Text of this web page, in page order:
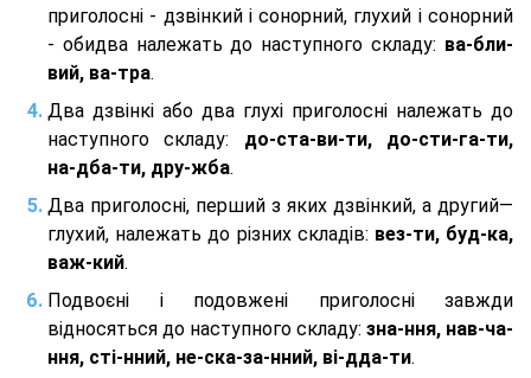
приголосні - дзвінкий і сонорний, глухий і сонорний
- обидва належать до наступного складу: ва-бли-
вий, ва-тра.
Два дзвінкі або два глухі приголосні належать до
наступного складу: до-ста-ви-ти, до-сти-га-ти,
на-дба-ти, дру-жба.
Два приголосні, перший з яких дзвінкий, а другий—
глухий, належать до різних складів: вез-ти, буд-ка,
важ-кий.
Подвоєні і подовжені приголосні завжди
відносяться до наступного складу: зна-ння, нав-ча-
ння, сті-нний, не-ска-за-нний, ві-дда-ти.